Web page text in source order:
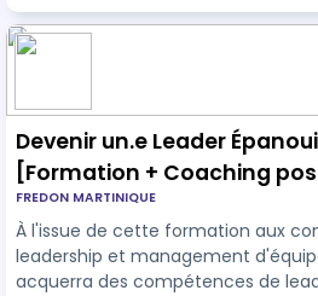
équipe et optimiser la
et collective. Ce programme se compose d'une
Devenir un.e Leader
[Formation + Coaching
Formation]
FREDON MARTINIQUE
À l'issue de cette formation aux
leadership et management
acquerra des compétences de